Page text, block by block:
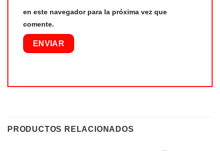
en este navegador para la próxima vez que
comente.
PRODUCTOS RELACIONADOS